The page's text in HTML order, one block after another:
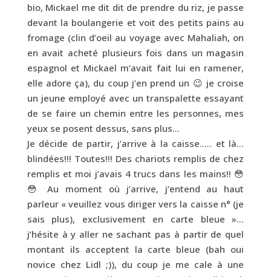
bio, Mickael me dit dit de prendre du riz, je passe
devant la boulangerie et voit des petits pains au
fromage (clin d’oeil au voyage avec Mahaliah, on
en avait acheté plusieurs fois dans un magasin
espagnol et Mickael m’avait fait lui en ramener,
elle adore ça), du coup j’en prend un 😉 je croise
un jeune employé avec un transpalette essayant
de se faire un chemin entre les personnes, mes
yeux se posent dessus, sans plus…
Je décide de partir, j’arrive à la caisse….. et là…
blindées!!! Toutes!!! Des chariots remplis de chez
remplis et moi j’avais 4 trucs dans les mains!! 😳
😳 Au moment où j’arrive, j’entend au haut
parleur « veuillez vous diriger vers la caisse n° (je
sais plus), exclusivement en carte bleue »…
j’hésite à y aller ne sachant pas à partir de quel
montant ils acceptent la carte bleue (bah oui
novice chez Lidl ;)), du coup je me cale à une